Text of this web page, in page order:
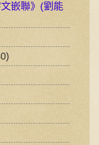
文嵌聯》(劉能